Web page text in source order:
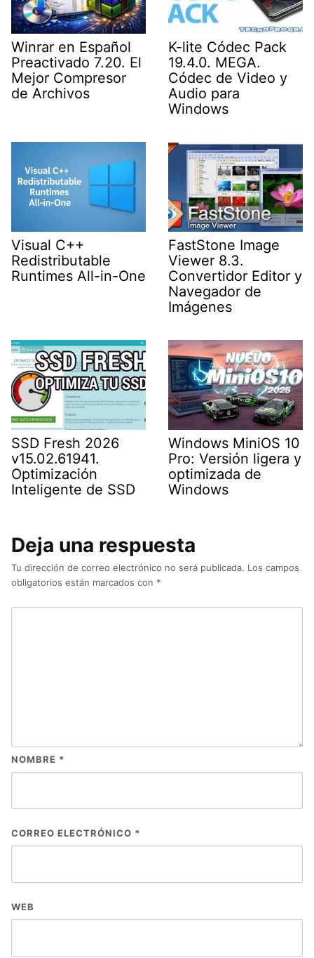
Winrar en Español
Preactivado 7.20. El
Mejor Compresor
de Archivos
K-lite Códec Pack
19.4.0. MEGA.
Códec de Video y
Audio para
Windows
Visual C++
Redistributable
Runtimes All-in-One
FastStone Image
Viewer 8.3.
Convertidor Editor y
Navegador de
Imágenes
SSD Fresh 2026
v15.02.61941.
Optimización
Inteligente de SSD
Windows MiniOS 10
Pro: Versión ligera y
optimizada de
Windows
Deja una respuesta
Tu dirección de correo electrónico no será publicada. Los campos
obligatorios están marcados con *
NOMBRE *
CORREO ELECTRÓNICO *
WEB